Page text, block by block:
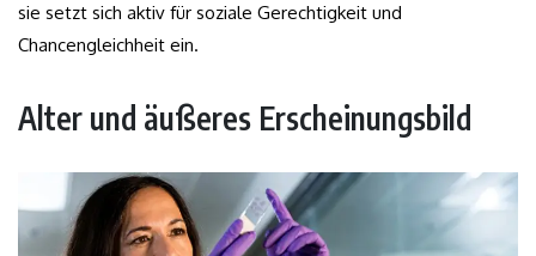
sie setzt sich aktiv für soziale Gerechtigkeit und
Chancengleichheit ein.
Alter und äußeres Erscheinungsbild